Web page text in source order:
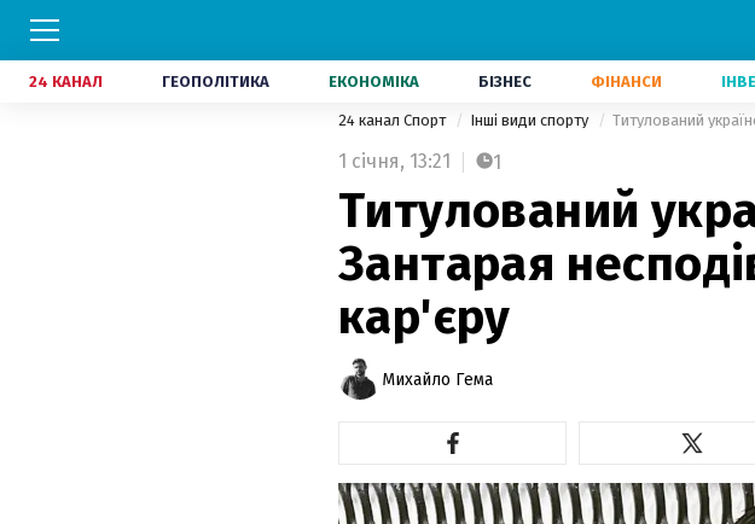
24 КАНАЛ ГЕОПОЛІТИКА ЕКОНОМІКА БІЗНЕС ФІНАНСИ
24 канал Спорт Інші види спорту Титулований
1 січня, 13:21 1
Титулований
Зантарая
кар'єру
Михайло Гема